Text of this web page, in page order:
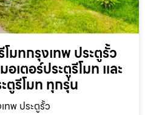
มทกรุงเทพ ประตูรั้ว
เตอร์ประตูรีโมท และ
ตูรีโมท ทุกรุ่น
ทพ ประตูรั้ว